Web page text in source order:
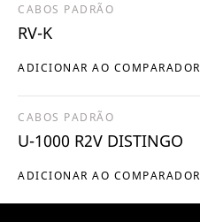
ADICIONAR AO COMPARADOR
CABOS PADRÃO
RV-K
ADICIONAR AO COMPARADOR
CABOS PADRÃO
U-1000 R2V DISTINGO